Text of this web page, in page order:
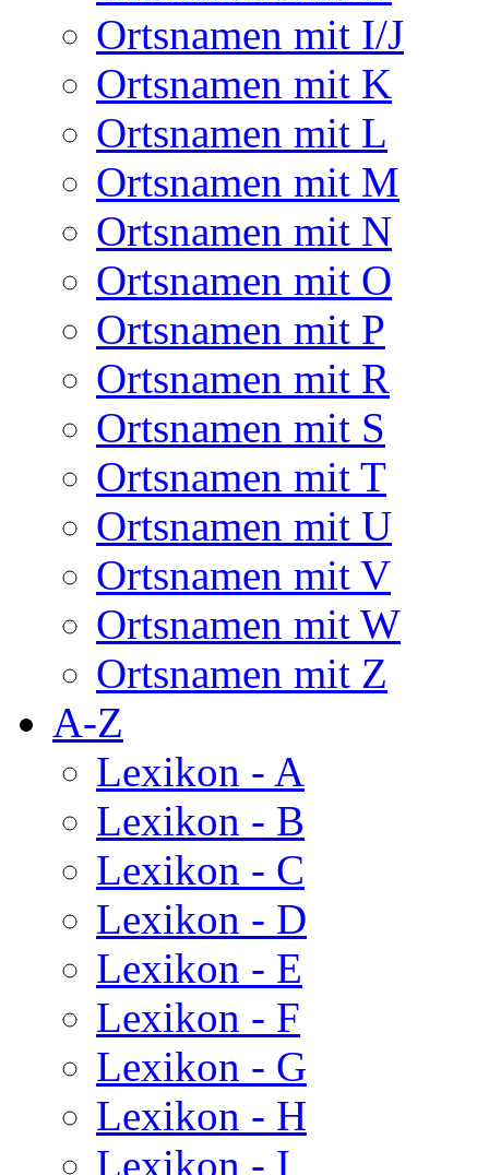
Ortsnamen mit I/J
Ortsnamen mit K
Ortsnamen mit L
Ortsnamen mit M
Ortsnamen mit N
Ortsnamen mit O
Ortsnamen mit P
Ortsnamen mit R
Ortsnamen mit S
Ortsnamen mit T
Ortsnamen mit U
Ortsnamen mit V
Ortsnamen mit W
Ortsnamen mit Z
A-Z
Lexikon - A
Lexikon - B
Lexikon - C
Lexikon - D
Lexikon - E
Lexikon - F
Lexikon - G
Lexikon - H
Lexikon - I